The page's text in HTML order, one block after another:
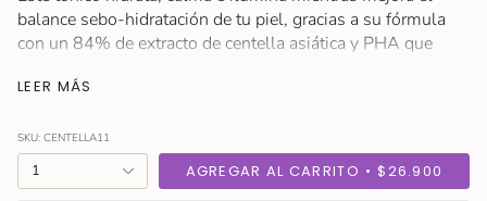
balance sebo-hidratación de tu piel, gracias a su fórmula
con un 84% de extracto de centella asiática y PHA que
muertas.
ácido hialurónico aportan firmeza y ayudan a mejorar la
hidratación.
LEER MÁS
SKU: CENTELLA11
{"in_cart_html"=>"
<span
1 AGREGAR AL CARRITO $26.900